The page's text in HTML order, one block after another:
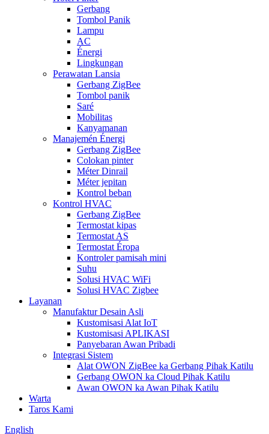
Gerbang
Tombol Panik
Lampu
AC
Énergi
Lingkungan
Perawatan Lansia
Gerbang ZigBee
Tombol panik
Saré
Mobilitas
Kanyamanan
Manajemén Énergi
Gerbang ZigBee
Colokan pinter
Méter Dinrail
Méter jepitan
Kontrol beban
Kontrol HVAC
Gerbang ZigBee
Termostat kipas
Termostat AS
Termostat Éropa
Kontroler pamisah mini
Suhu
Solusi HVAC WiFi
Solusi HVAC Zigbee
Layanan
Manufaktur Desain Asli
Kustomisasi Alat IoT
Kustomisasi APLIKASI
Panyebaran Awan Pribadi
Integrasi Sistem
Alat OWON ZigBee ka Gerbang Pihak Katilu
Gerbang OWON ka Cloud Pihak Katilu
Awan OWON ka Awan Pihak Katilu
Warta
Taros Kami
English